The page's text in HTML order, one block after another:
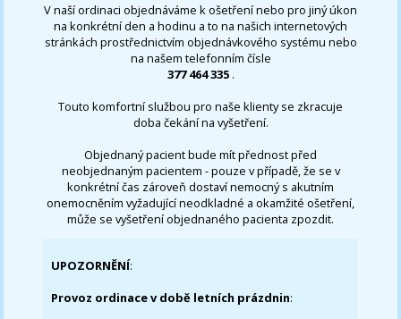
V naší ordinaci objednáváme k ošetření nebo pro jiný úkon
na konkrétní den a hodinu a to na našich internetových
stránkách prostřednictvím objednávkového systému nebo
na našem telefonním čísle
377 464 335 .
Touto komfortní službou pro naše klienty se zkracuje
doba čekání na vyšetření.
Objednaný pacient bude mít přednost před
neobjednaným pacientem - pouze v případě, že se v
konkrétní čas zároveň dostaví nemocný s akutním
onemocněním vyžadující neodkladné a okamžité ošetření,
může se vyšetření objednaného pacienta zpozdit.
UPOZORNĚNÍ:
Provoz ordinace v době letních prázdnin: